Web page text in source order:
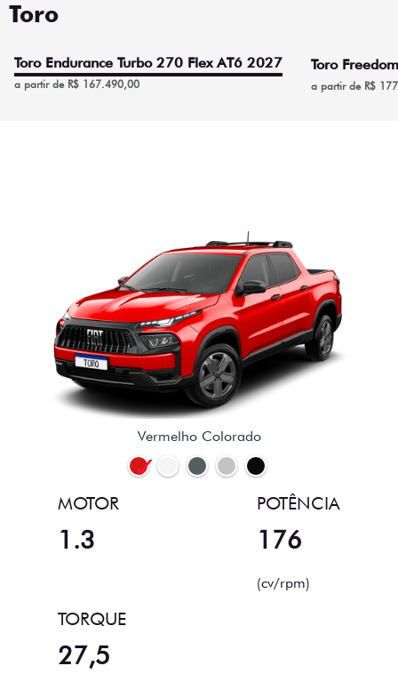
Toro
Toro Endurance Turbo 270 Flex AT6 2027
a partir de R$ 167.490,00
Toro
a partir de R$
Vermelho Colorado
MOTOR
1.3
POTÊNCIA
176
(cv/rpm)
TORQUE
27,5